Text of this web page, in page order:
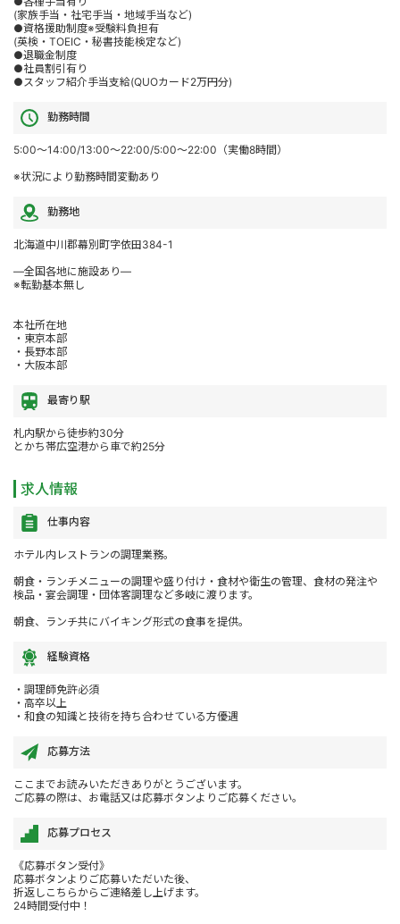
(家族手当・社宅手当・地域手当など)
●資格援助制度※受験料負担有
(英検・TOEIC・秘書技能検定など)
●退職金制度
●社員割引有り
●スタッフ紹介手当支給(QUOカード2万円分)
勤務時間
5:00～14:00/13:00～22:00/5:00～22:00（実働8時間）
※状況により勤務時間変動あり
勤務地
北海道中川郡幕別町字依田384-1
―全国各地に施設あり―
※転勤基本無し
本社所在地
・東京本部
・長野本部
・大阪本部
最寄り駅
札内駅から徒歩約30分
とかち帯広空港から車で約25分
求人情報
仕事内容
ホテル内レストランの調理業務。
朝食・ランチメニューの調理や盛り付け・食材や衛生の管理、食材の発注や
検品・宴会調理・団体客調理など多岐に渡ります。
朝食、ランチ共にバイキング形式の食事を提供。
経験資格
・調理師免許必須
・高卒以上
・和食の知識と技術を持ち合わせている方優遇
応募方法
ここまでお読みいただきありがとうございます。
ご応募の際は、お電話又は応募ボタンよりご応募ください。
応募プロセス
《応募ボタン受付》
応募ボタンよりご応募いただいた後、
折返しこちらからご連絡差し上げます。
24時間受付中！